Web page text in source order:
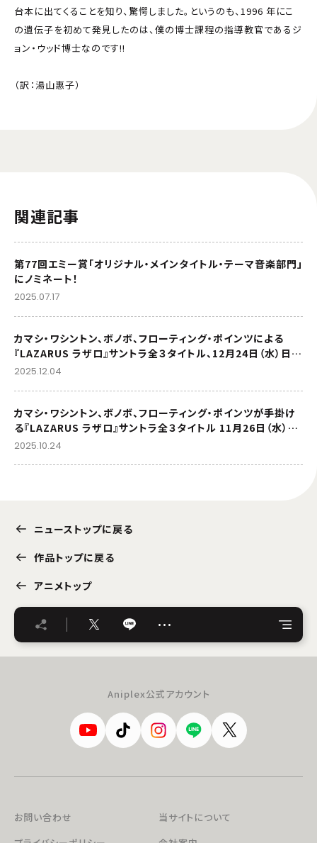
台本に出てくることを知り、驚愕しました。というのも、1996 年にこ
の遺伝子を初めて発見したのは、僕の博士課程の指導教官であるジ
ョン・ウッド博士なのです!!
（訳：湯山惠子）
関連記事
第77回エミー賞「オリジナル・メインタイトル・テーマ音楽部門」
にノミネート！
2025.07.17
カマシ・ワシントン、ボノボ、フローティング・ポインツによる
『LAZARUS ラザロ』サントラ全３タイトル、12月24日（水）日本
のみ待望のCD発売決定。 ブー・ラドリーズ「LAZARUS」、日本
2025.12.04
カマシ・ワシントン、ボノボ、フローティング・ポインツが手掛け
る『LAZARUS ラザロ』サントラ全３タイトル 11月26日（水）日
本語帯・解説付アナログ輸入盤国内仕様でリリース
2025.10.24
ニューストップに戻る
作品トップに戻る
アニメトップ
…
Aniplex公式アカウント
お問い合わせ
当サイトについて